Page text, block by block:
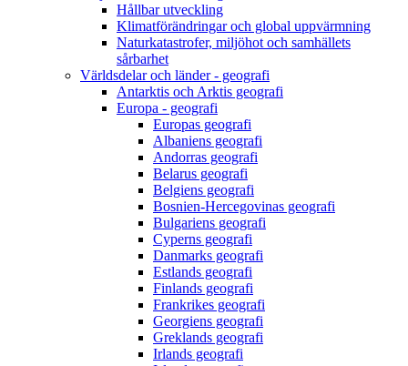
Hållbar utveckling
Klimatförändringar och global uppvärmning
Naturkatastrofer, miljöhot och samhällets
sårbarhet
Världsdelar och länder - geografi
Antarktis och Arktis geografi
Europa - geografi
Europas geografi
Albaniens geografi
Andorras geografi
Belarus geografi
Belgiens geografi
Bosnien-Hercegovinas geografi
Bulgariens geografi
Cyperns geografi
Danmarks geografi
Estlands geografi
Finlands geografi
Frankrikes geografi
Georgiens geografi
Greklands geografi
Irlands geografi